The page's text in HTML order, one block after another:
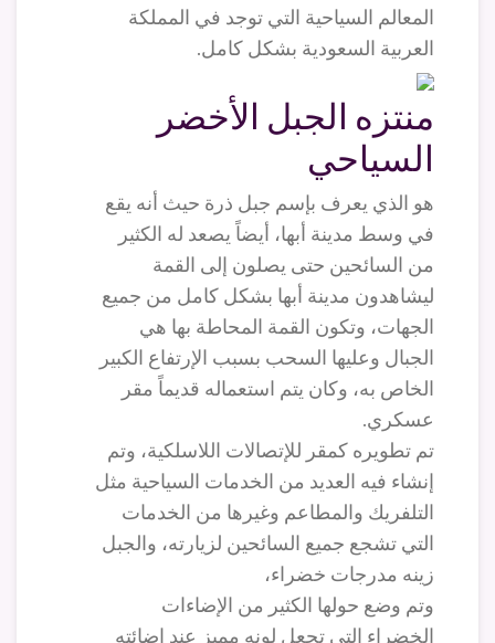
المعالم السياحية التي توجد في المملكة
العربية السعودية بشكل كامل.
منتزه الجبل الأخضر
السياحي
هو الذي يعرف بإسم جبل ذرة حيث أنه يقع
في وسط مدينة أبها، أيضاً يصعد له الكثير
من السائحين حتى يصلون إلى القمة
ليشاهدون مدينة أبها بشكل كامل من جميع
الجهات، وتكون القمة المحاطة بها هي
الجبال وعليها السحب بسبب الإرتفاع الكبير
الخاص به، وكان يتم استعماله قديماً مقر
عسكري.
تم تطويره كمقر للإتصالات اللاسلكية، وتم
إنشاء فيه العديد من الخدمات السياحية مثل
التلفريك والمطاعم وغيرها من الخدمات
التي تشجع جميع السائحين لزيارته، والجبل
زينه مدرجات خضراء،
وتم وضع حولها الكثير من الإضاءات
الخضراء التي تجعل لونه مميز عند إضائته